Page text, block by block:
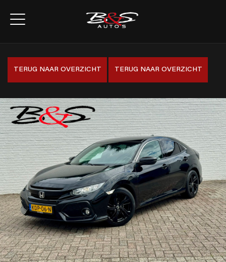
TERUG NAAR OVERZICHT TERUG NAAR OVERZICHT